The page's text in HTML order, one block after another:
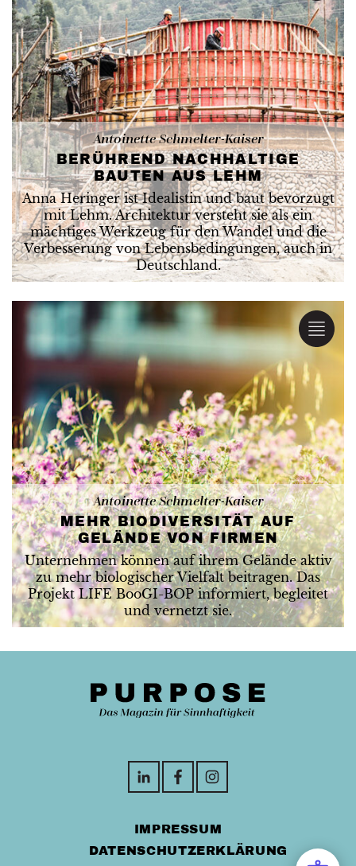
Antoinette Schmelter-Kaiser
BERÜHREND NACHHALTIGE
BAUTEN AUS LEHM
Anna Heringer ist Idealistin und baut bevorzugt
mit Lehm. Architektur versteht sie als ein
mächtiges Werkzeug für den Wandel und die
Verbesserung von Lebensbedingungen, auch in
Deutschland.
Antoinette Schmelter-Kaiser
MEHR BIODIVERSITÄT AUF
GELÄNDE VON FIRMEN
Unternehmen können auf ihrem Gelände aktiv
zu mehr biologischer Vielfalt beitragen. Das
Projekt LIFE BooGI-BOP informiert, begleitet
und vernetzt sie.
IMPRESSUM
DATENSCHUTZERKLÄRUNG